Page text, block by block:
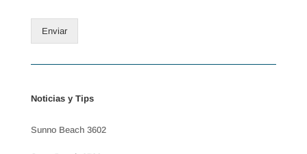
Enviar
Noticias y Tips
Sunno Beach 3602